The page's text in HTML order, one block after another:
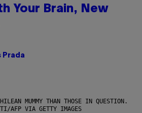
Your Brain, New
Prada
MUMMY THAN THOSE IN QUESTION.
AFP VIA GETTY IMAGES